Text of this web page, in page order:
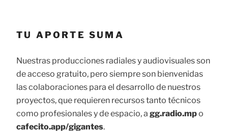
TU APORTE SUMA
Nuestras producciones radiales y audiovisuales son
de acceso gratuito, pero siempre son bienvenidas
las colaboraciones para el desarrollo de nuestros
proyectos, que requieren recursos tanto técnicos
como profesionales y de espacio, a gg.radio.mpo
cafecito.app/gigantes.